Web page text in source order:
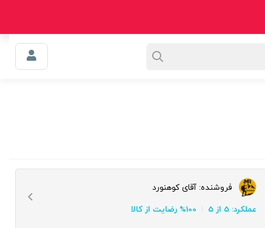
سبد خرید
فروشنده: آقای کوهنورد
عملکرد: 5 از 5
100% رضایت از کالا